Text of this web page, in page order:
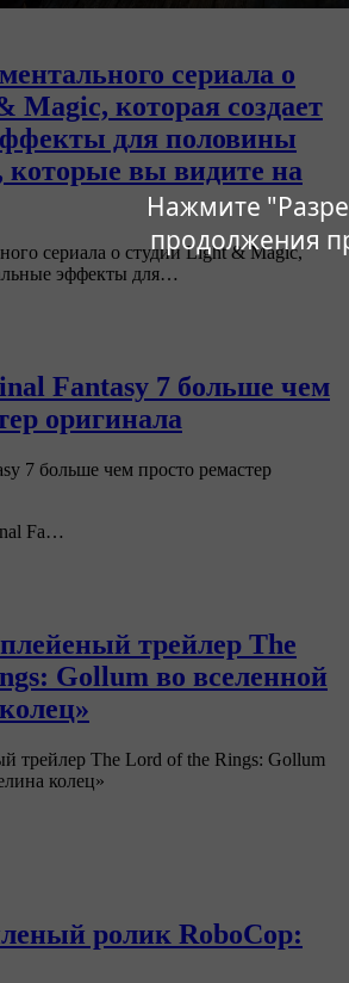
Нажмите
продолжения
сериала о
Magic, которая создает
для половины
которые вы видите на
сериала о студии Light & Magic,
эффекты для…
Fantasy 7 больше чем
оригинала
7 больше чем просто ремастер
Fa…
трейлер The
Gollum во вселенной
трейлер The Lord of the Rings: Gollum
колец»
ролик RoboCop: